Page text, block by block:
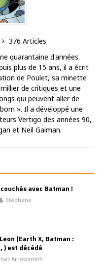
376 Articles
quarantaine d'années.
plus de 15 ans, il a écrit
de Poulet, sa minette
de critiques et une
qui peuvent aller de
». Il a développé une
Vertigo des années 90,
et Neil Gaiman.
avec Batman !
Stéphane
(Earth X, Batman :
) est décédé
Arrowsmith